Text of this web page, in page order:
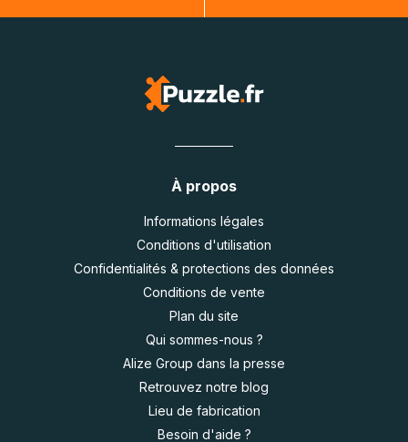
À propos
Informations légales
Conditions d'utilisation
Confidentialités & protections des données
Conditions de vente
Plan du site
Qui sommes-nous ?
Alize Group dans la presse
Retrouvez notre blog
Lieu de fabrication
Besoin d'aide ?